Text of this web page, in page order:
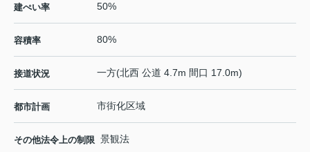
建ぺい率 50%
容積率 80%
接道状況 一方(北西 公道 4.7m 間口 17.0m)
都市計画 市街化区域
その他法令上の制限 景観法